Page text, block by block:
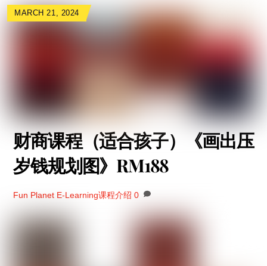
MARCH 21, 2024
财商课程（适合孩子）《画出压
岁钱规划图》RM188
Fun Planet E-Learning课程介绍 0